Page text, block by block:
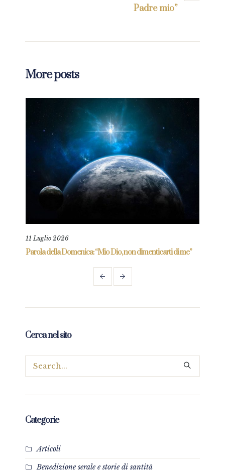
Padre mio”
More posts
11 Luglio 2026
Parola della Domenica: “Mio Dio, non dimenticarti di me”
Cerca nel sito
Categorie
Articoli
Benedizione serale e storie di santità